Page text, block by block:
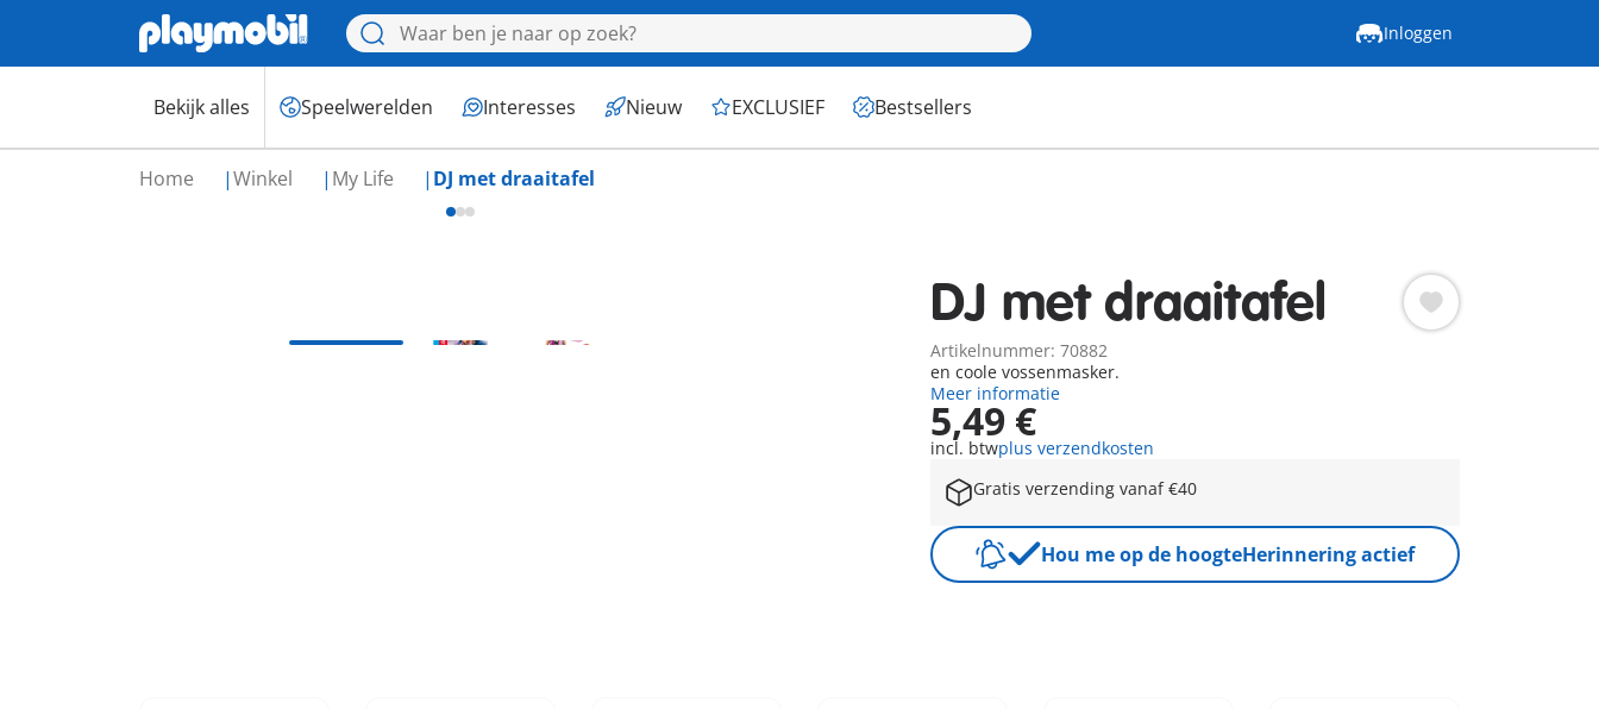
Inloggen
Bekijk alles Speelwerelden Interesses Nieuw EXCLUSIEF Bestsellers
Home Winkel My Life DJ met draaitafel
DJ met draaitafel
Artikelnummer: 70882
en coole vossenmasker.
Meer informatie
5,49 €
incl. btwplus verzendkosten
Gratis verzending vanaf €40
Hou me op de hoogteHerinnering actief